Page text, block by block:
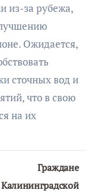
из-за рубежа,
Ожидается,
сточных вод и
что в свою
на их
Граждане
Калининградской